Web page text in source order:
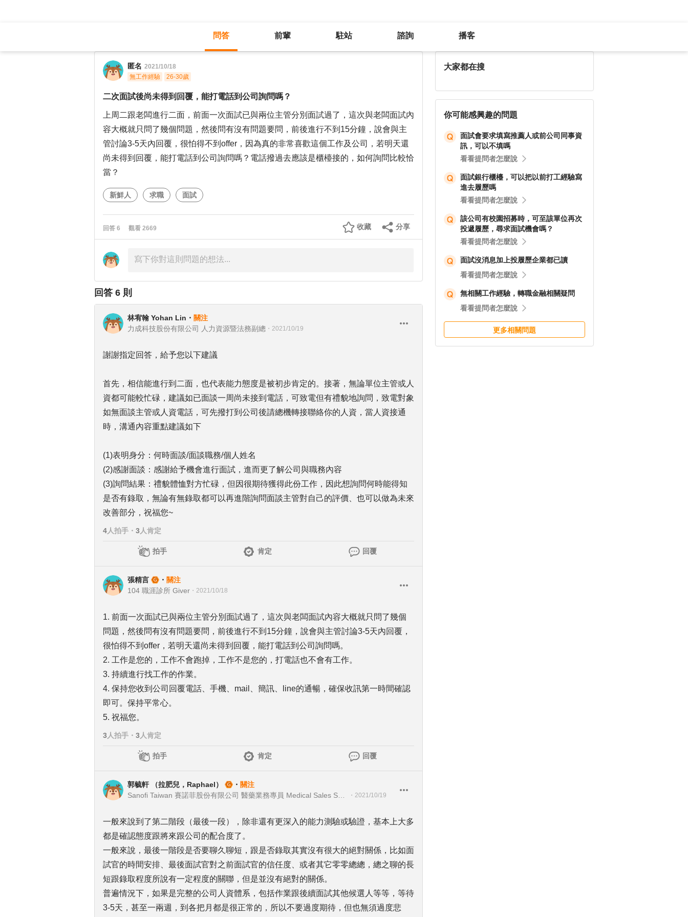
問答 前輩 駐站 諮詢 播客
匿名 2021/10/18
無工作經驗
26-30歲
二次面試後尚未得到回覆，能打電話到公司詢問嗎？
上周二跟老闆進行二面，前面一次面試已與兩位主管分別面試過了，這次與老闆面試內
容大概就只問了幾個問題，然後問有沒有問題要問，前後進行不到15分鐘，說會與主
管討論3-5天內回覆，很怕得不到offer，因為真的非常喜歡這個工作及公司，若明天還
尚未得到回覆，能打電話到公司詢問嗎？電話撥過去應該是櫃檯接的，如何詢問比較恰
當？
新鮮人 求職 面試
回答 6 觀看 2669 分享
收藏
回答 6 則
林宥翰 Yohan Lin ・ 關注
力成科技股份有限公司 人力資源暨法務副總 ・ 2021/10/19
謝謝指定回答，給予您以下建議
首先，相信能進行到二面，也代表能力態度是被初步肯定的。接著，無論單位主管或人
資都可能較忙碌，建議如已面談一周尚未接到電話，可致電但有禮貌地詢問，致電對象
如無面談主管或人資電話，可先撥打到公司後請總機轉接聯絡你的人資，當人資接通
時，溝通內容重點建議如下
(1)表明身分：何時面談/面談職務/個人姓名
(2)感謝面談：感謝給予機會進行面試，進而更了解公司與職務內容
(3)詢問結果：禮貌體恤對方忙碌，但因很期待獲得此份工作，因此想詢問何時能得知
是否有錄取，無論有無錄取都可以再進階詢問面談主管對自己的評價、也可以做為未來
改善部分，祝福您~
4人拍手 ・ 3人肯定
拍手 肯定 回覆
張精言 ・ 關注
104 職涯診所 Giver ・ 2021/10/18
1. 前面一次面試已與兩位主管分別面試過了，這次與老闆面試內容大概就只問了幾個
問題，然後問有沒有問題要問，前後進行不到15分鐘，說會與主管討論3-5天內回覆，
很怕得不到offer，若明天還尚未得到回覆，能打電話到公司詢問嗎。
2. 工作是您的，工作不會跑掉，工作不是您的，打電話也不會有工作。
3. 持續進行找工作的作業。
4. 保持您收到公司回覆電話、手機、mail、簡訊、line的通暢，確保收訊第一時間確認
即可。保持平常心。
5. 祝福您。
3人拍手 ・ 3人肯定
拍手 肯定 回覆
郭毓軒 （拉肥兒，Raphael） ・ 關注
・ 2021/10/19
一般來說到了第二階段（最後一段），除非還有更深入的能力測驗或驗證，基本上大多
都是確認態度跟將來跟公司的配合度了。
一般來說，最後一階段是否要聊久聊短，跟是否錄取其實沒有很大的絕對關係，比如面
試官的時間安排、最後面試官對之前面試官的信任度、或者其它零零總總，總之聊的長
短跟錄取程度所說有一定程度的關聯，但是並沒有絕對的關係。
普遍情況下，如果是完整的公司人資體系，包括作業跟後續面試其他候選人等等，等待
3-5天，甚至一兩週，到各把月都是很正常的，所以不要過度期待，但也無須過度悲
大家都在搜
你可能感興趣的問題
面試會要求填寫推薦人或前公司同事資
訊，可以不填嗎
看看提問者怎麼說
面試銀行櫃檯，可以把以前打工經驗寫
進去履歷嗎
看看提問者怎麼說
該公司有校園招募時，可至該單位再次
投遞履歷，尋求面試機會嗎？
看看提問者怎麼說
面試沒消息加上投履歷企業都已讀
看看提問者怎麼說
無相關工作經驗，轉職金融相關疑問
看看提問者怎麼說
更多相關問題